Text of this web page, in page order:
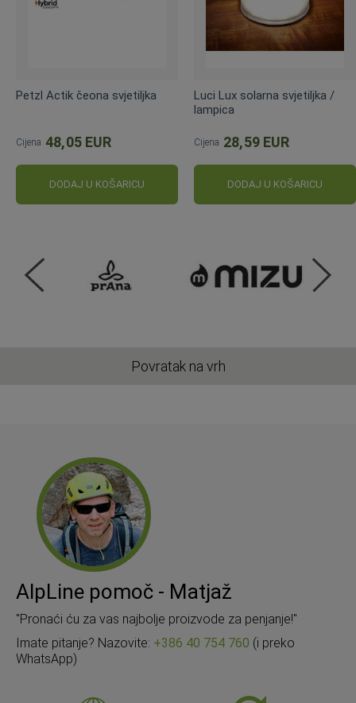
Petzl Actik čeona svjetiljka
Cijena 48,05 EUR
DODAJ U KOŠARICU
Luci Lux solarna svjetiljka /
lampica
Cijena 28,59 EUR
DODAJ U KOŠARICU
Povratak na vrh
AlpLine pomoč - Matjaž
"Pronaći ću za vas najbolje proizvode za penjanje!"
Imate pitanje? Nazovite: +386 40 754 760 (i preko
WhatsApp)